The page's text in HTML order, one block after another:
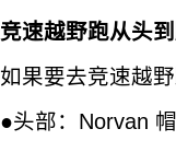
竞速越野跑从头
如果要去竞速越
●头部：Norvan